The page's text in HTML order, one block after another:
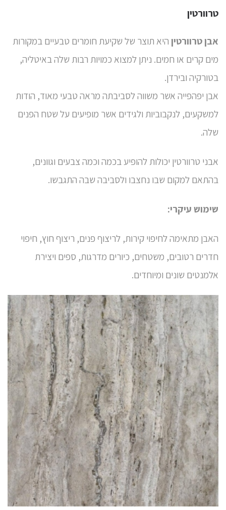
טרוורטין
אבן טרוורטין היא תוצר של שקיעת חומרים טבעיים במקורות
מים קרים או חמים. ניתן למצוא כמויות רבות שלה באיטליה,
בטורקיה ובירדן.
אבן יפהפייה אשר משווה לסביבתה מראה טבעי מאוד, הודות
למשקעים, לנקבוביות ולגידים אשר מופיעים על שטח הפנים
שלה.
אבני טרוורטין יכולות להופיע בכמה וכמה צבעים וגוונים,
בהתאם למקום שבו נחצבו ולסביבה שבה התגבשו.
שימוש עיקרי:
האבן מתאימה לחיפוי קירות, לריצוף פנים, ריצוף חוץ, חיפוי
חדרים רטובים, משטחים, כיורים מדרגות, ספים ויצירת
אלמנטים שונים ומיוחדים.